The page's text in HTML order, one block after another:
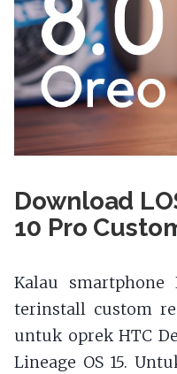
Download
10 Pro
Kalau smartphone
terinstall custom
untuk oprek HTC
Lineage OS 15.